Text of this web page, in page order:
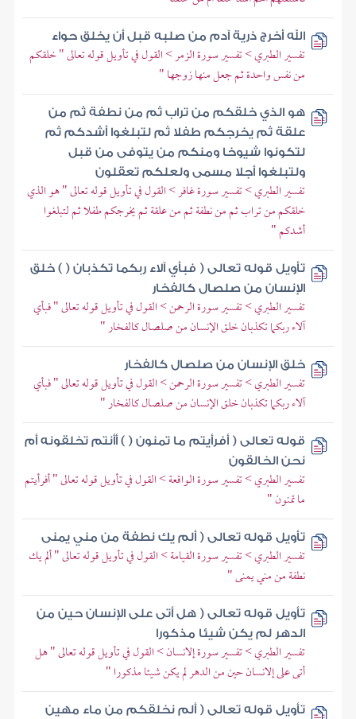
الله أخرج ذرية آدم من صلبه قبل أن يخلق حواء
تفسير الطبري > تفسير سورة الزمر > القول في تأويل قوله تعالى " خلقكم
من نفس واحدة ثم جعل منها زوجها "
هو الذي خلقكم من تراب ثم من نطفة ثم من
علقة ثم يخرجكم طفلا ثم لتبلغوا أشدكم ثم
لتكونوا شيوخا ومنكم من يتوفى من قبل
ولتبلغوا أجلا مسمى ولعلكم تعقلون
تفسير الطبري > تفسير سورة غافر > القول في تأويل قوله تعالى " هو الذي
خلقكم من تراب ثم من نطفة ثم من علقة ثم يخرجكم طفلا ثم لتبلغوا
أشدكم "
تأويل قوله تعالى ( فبأي آلاء ربكما تكذبان ( ) خلق
الإنسان من صلصال كالفخار
تفسير الطبري > تفسير سورة الرحمن > القول في تأويل قوله تعالى " فبأي
آلاء ربكما تكذبان خلق الإنسان من صلصال كالفخار "
خلق الإنسان من صلصال كالفخار
تفسير الطبري > تفسير سورة الرحمن > القول في تأويل قوله تعالى " فبأي
آلاء ربكما تكذبان خلق الإنسان من صلصال كالفخار "
قوله تعالى ( أفرأيتم ما تمنون ( ) أأنتم تخلقونه أم
نحن الخالقون
تفسير الطبري > تفسير سورة الواقعة > القول في تأويل قوله تعالى " أفرأيتم
ما تمنون "
تأويل قوله تعالى ( ألم يك نطفة من مني يمنى
تفسير الطبري > تفسير سورة القيامة > القول في تأويل قوله تعالى " ألم يك
نطفة من مني يمنى "
تأويل قوله تعالى ( هل أتى على الإنسان حين من
الدهر لم يكن شيئا مذكورا
تفسير الطبري > تفسير سورة إلانسان > القول في تأويل قوله تعالى " هل
أتى على إلانسان حين من الدهر لم يكن شيئا مذكورا "
تأويل قوله تعالى ( ألم نخلقكم من ماء مهين